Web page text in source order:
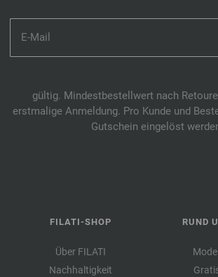
gültig. Mindestbestellwert nach
erstmalige Anmeldung. Pro Kunde und
Gutschein eingelöst
FILATI-SHOP
Über FILATI
Nachhaltigkeit
RUND